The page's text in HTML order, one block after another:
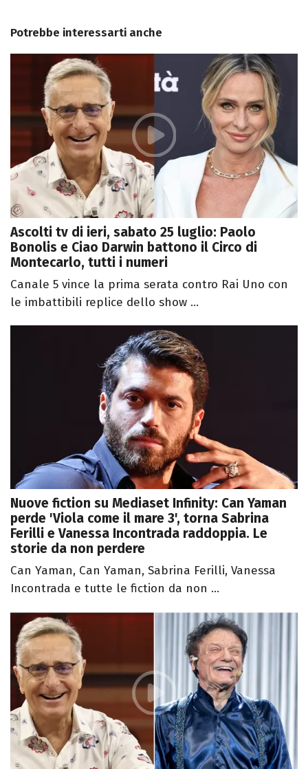
Potrebbe interessarti anche
Ascolti tv di ieri, sabato 25 luglio: Paolo
Bonolis e Ciao Darwin battono il Circo di
Montecarlo, tutti i numeri
Canale 5 vince la prima serata contro Rai Uno con
le imbattibili replice dello show ...
Nuove fiction su Mediaset Infinity: Can Yaman
perde 'Viola come il mare 3', torna Sabrina
Ferilli e Vanessa Incontrada raddoppia. Le
storie da non perdere
Can Yaman, Can Yaman, Sabrina Ferilli, Vanessa
Incontrada e tutte le fiction da non ...